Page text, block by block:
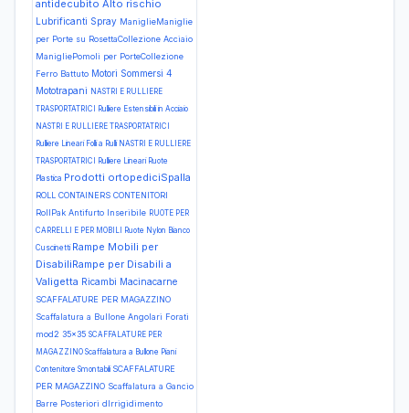
antidecubito Alto rischio
Lubrificanti Spray ManiglieManiglie
per Porte su RosettaCollezione Acciaio
ManigliePomoli per PorteCollezione
Ferro Battuto Motori Sommersi 4
Mototrapani NASTRI E RULLIERE
TRASPORTATRICI Rulliere Estensibili in Acciaio
NASTRI E RULLIERE TRASPORTATRICI
Rulliere Lineari Folli a Rulli NASTRI E RULLIERE
TRASPORTATRICI Rulliere Lineari Ruote
Plastica Prodotti ortopediciSpalla
ROLL CONTAINERS CONTENITORI
RollPak Antifurto Inseribile RUOTE PER
CARRELLI E PER MOBILI Ruote Nylon Bianco
Cuscinetti Rampe Mobili per
DisabiliRampe per Disabili a
Valigetta Ricambi Macinacarne
SCAFFALATURE PER MAGAZZINO
Scaffalatura a Bullone Angolari Forati
mod2 35x35 SCAFFALATURE PER
MAGAZZINO Scaffalatura a Bullone Piani
Contenitore Smontabili SCAFFALATURE
PER MAGAZZINO Scaffalatura a Gancio
Barre Posteriori dIrrigidimento